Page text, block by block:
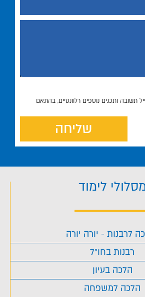
תשובה ותכנים נוספים רלוונטיים, בהתאם
שליחה
לימוד
לרבנות - יורה יורה
רבנות בחו"ל
הלכה בעיון
הלכה למשפחה